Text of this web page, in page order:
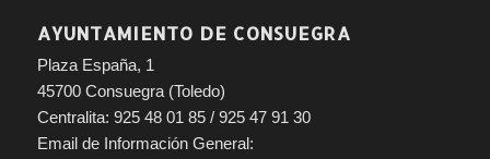
AYUNTAMIENTO DE CONSUEGRA
Plaza España, 1
45700 Consuegra (Toledo)
Centralita: 925 48 01 85 / 925 47 91 30
Email de Información General: